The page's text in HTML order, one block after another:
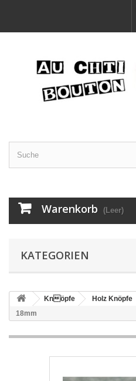
Warenkorb (Leer)
KATEGORIEN
Knöpfe Holz Knöpfe
18mm